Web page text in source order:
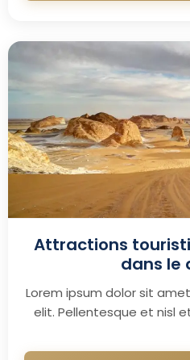
Attractions
dans le
Lorem ipsum dolor sit
elit. Pellentesque et nisl